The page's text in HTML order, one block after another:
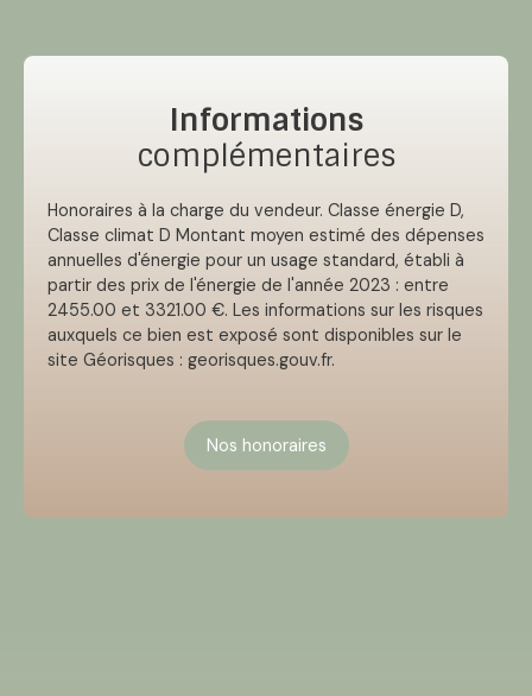
Informations
complémentaires
Honoraires à la charge du vendeur. Classe énergie D,
Classe climat D Montant moyen estimé des dépenses
annuelles d'énergie pour un usage standard, établi à
partir des prix de l'énergie de l'année 2023 : entre
2455.00 et 3321.00 €. Les informations sur les risques
auxquels ce bien est exposé sont disponibles sur le
site Géorisques : georisques.gouv.fr.
Nos honoraires